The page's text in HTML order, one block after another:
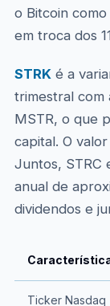
o Bitcoin
em troca dos
STRKé a
trimestral com
MSTR, o que
capital. O
Juntos, STRC
anual de
dividendos e
Ticker Nasdaq